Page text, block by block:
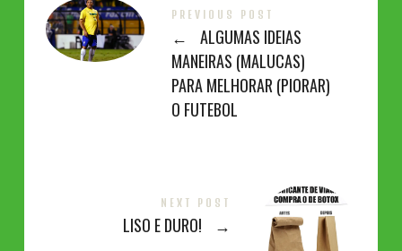
PREVIOUS POST
←
ALGUMAS IDEIAS
MANEIRAS (MALUCAS)
PARA MELHORAR (PIORAR)
O FUTEBOL
NEXT POST
LISO E DURO! →